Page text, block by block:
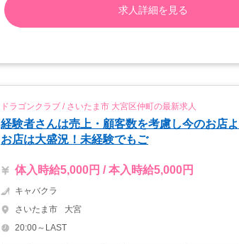
求人詳細を見る
ドラゴンクラブ / さいたま市 大宮区仲町の最新求人
経験者さんは売上・顧客数を考慮し今のお店
お店は大盛況！未経験でもご
体入時給5,000円 / 本入時給5,000円
キャバクラ
さいたま市
大宮
20:00～LAST